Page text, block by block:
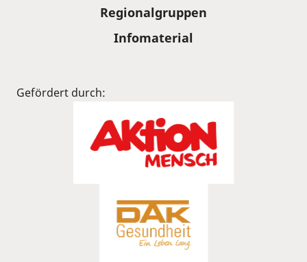
Regionalgruppen
Infomaterial
Gefördert durch: